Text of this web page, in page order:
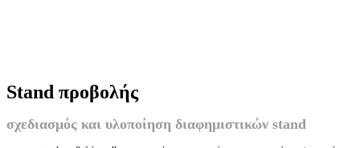
Stand προβολής
σχεδιασμός και υλοποίηση διαφημιστικών stand